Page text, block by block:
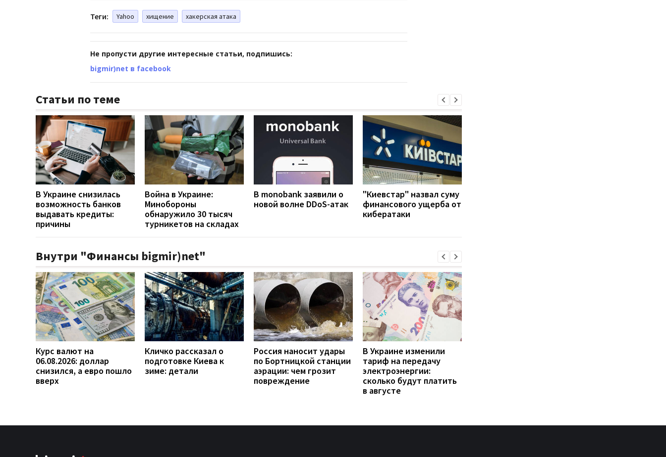
Теги: Yahoo хищение хакерская атака
Не пропусти другие интересные статьи, подпишись:
bigmir)net в facebook
Статьи по теме
В Украине снизилась
возможность банков
выдавать кредиты:
причины
Война в Украине:
Минобороны
обнаружило 30 тысяч
турникетов на складах
В monobank заявили о
новой волне DDoS-атак
"Киевстар" назвал суму
финансового ущерба от
кибератаки
Внутри "Финансы bigmir)net"
Курс валют на
06.08.2026: доллар
снизился, а евро пошло
вверх
Кличко рассказал о
подготовке Киева к
зиме: детали
Россия наносит удары
по Бортницкой станции
аэрации: чем грозит
повреждение
В Украине изменили
тариф на передачу
электроэнергии:
сколько будут платить
в августе